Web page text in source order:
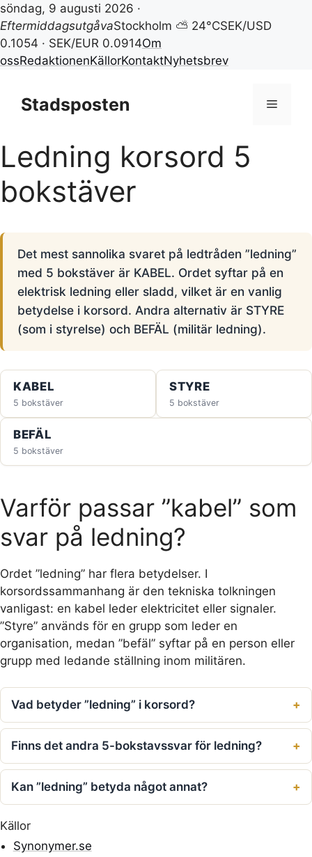
söndag, 9 augusti 2026 ·
EftermiddagsutgåvaStockholm ⛅ 24°CSEK/USD
0.1054 · SEK/EUR 0.0914Om
ossRedaktionenKällorKontaktNyhetsbrev
innehållStadsposten Meny
Ledning korsord 5
bokstäver
Det mest sannolika svaret på ledtråden ”ledning”
med 5 bokstäver är KABEL. Ordet syftar på en
elektrisk ledning eller sladd, vilket är en vanlig
betydelse i korsord. Andra alternativ är STYRE
(som i styrelse) och BEFÄL (militär ledning).
KABEL
5 bokstäver
STYRE
5 bokstäver
BEFÄL
5 bokstäver
Varför passar ”kabel” som
svar på ledning?
Ordet ”ledning” har flera betydelser. I
korsordssammanhang är den tekniska tolkningen
vanligast: en kabel leder elektricitet eller signaler.
”Styre” används för en grupp som leder en
organisation, medan ”befäl” syftar på en person eller
grupp med ledande ställning inom militären.
Vad betyder ”ledning” i korsord?
Finns det andra 5-bokstavssvar för ledning?
Kan ”ledning” betyda något annat?
Källor
Synonymer.se